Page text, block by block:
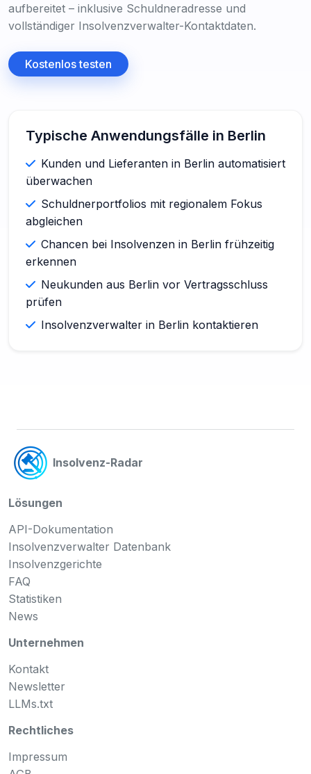
aufbereitet – inklusive Schuldneradresse und
vollständiger Insolvenzverwalter-Kontaktdaten.
Kostenlos testen
Typische Anwendungsfälle in Berlin
Kunden und Lieferanten in Berlin automatisiert
überwachen
Schuldnerportfolios mit regionalem Fokus
abgleichen
Chancen bei Insolvenzen in Berlin frühzeitig
erkennen
Neukunden aus Berlin vor Vertragsschluss
prüfen
Insolvenzverwalter in Berlin kontaktieren
Insolvenz-Radar
Lösungen
API-Dokumentation
Insolvenzverwalter Datenbank
Insolvenzgerichte
FAQ
Statistiken
News
Unternehmen
Kontakt
Newsletter
LLMs.txt
Rechtliches
Impressum